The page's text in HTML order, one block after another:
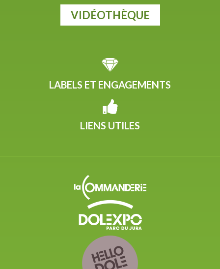
VIDÉOTHÈQUE
LABELS ET ENGAGEMENTS
LIENS UTILES